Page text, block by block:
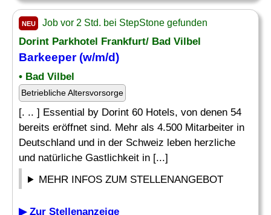
NEU Job vor 2 Std. bei StepStone gefunden
Dorint Parkhotel Frankfurt/ Bad Vilbel
Barkeeper (w/m/d)
• Bad Vilbel
Betriebliche Altersvorsorge
[. .. ] Essential by Dorint 60 Hotels, von denen 54
bereits eröffnet sind. Mehr als 4.500 Mitarbeiter in
Deutschland und in der Schweiz leben herzliche
und natürliche Gastlichkeit in [...]
MEHR INFOS ZUM STELLENANGEBOT
▶ Zur Stellenanzeige